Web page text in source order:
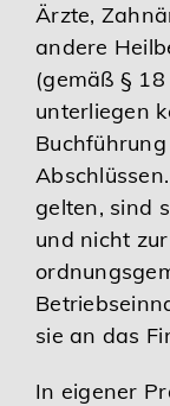
Ärzte,
andere
(gemäß §
unterliegen
gelten, sind
und nicht
sie an das
In eigener